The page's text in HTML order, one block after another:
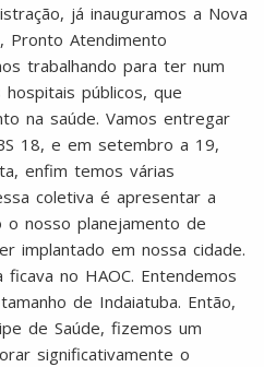
já inauguramos a Nova
Pronto Atendimento
trabalhando para ter num
públicos, que
na saúde. Vamos entregar
18, e em setembro a 19,
enfim temos várias
coletiva é apresentar a
o nosso planejamento de
implantado em nossa cidade.
no HAOC. Entendemos
de Indaiatuba. Então,
de Saúde, fizemos um
significativamente o